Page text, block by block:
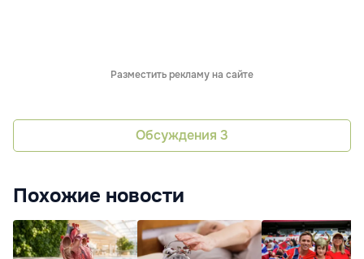
Разместить рекламу на сайте
Обсуждения 3
Похожие новости